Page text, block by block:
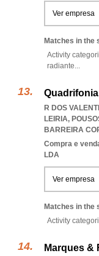
Ver empresa
Matches in the
Activity
radiante...
R DOS
LEIRIA,
BARREIRA
Compra e
LDA
Ver empresa
Matches in the
Activity
Marques &